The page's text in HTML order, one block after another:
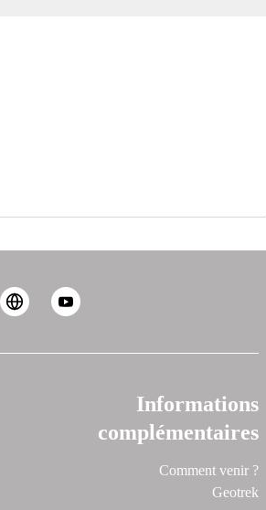
Informations
complémentaires
Comment venir ?
Geotrek